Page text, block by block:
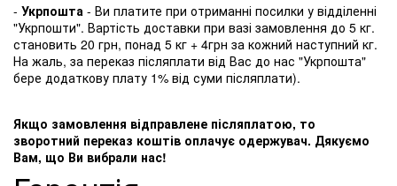
- Укрпошта - Ви платите при отриманні посилки у відділенні
"Укрпошти". Вартість доставки при вазі замовлення до 5 кг.
становить 20 грн, понад 5 кг + 4грн за кожний наступний кг.
На жаль, за переказ післяплати від Вас до нас "Укрпошта"
бере додаткову плату 1% від суми післяплати).
Якщо замовлення відправлене післяплатою, то
зворотний переказ коштів оплачує одержувач. Дякуємо
Вам, що Ви вибрали нас!